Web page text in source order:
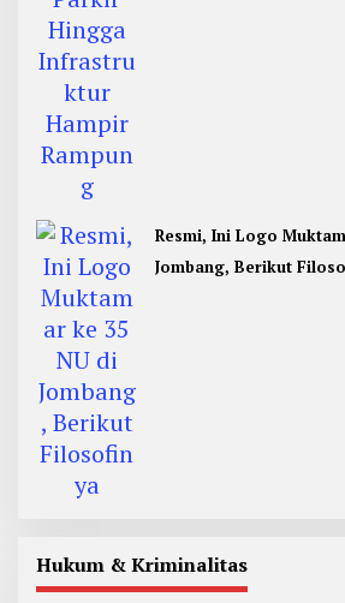
Resmi, Ini Logo
Jombang, Berikut
Hukum & Kriminalitas